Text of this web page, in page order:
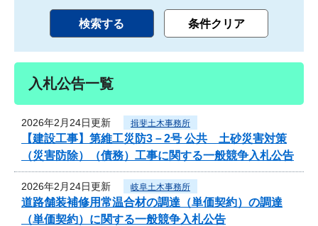
入札公告一覧
2026年2月24日更新 揖斐土木事務所
【建設工事】第維工災防3－2号 公共 土砂災害対策
（災害防除）（債務）工事に関する一般競争入札公告
2026年2月24日更新 岐阜土木事務所
道路舗装補修用常温合材の調達（単価契約）の調達
（単価契約）に関する一般競争入札公告